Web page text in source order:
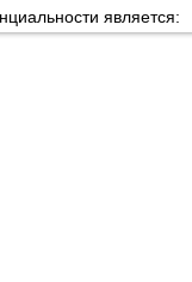
является: